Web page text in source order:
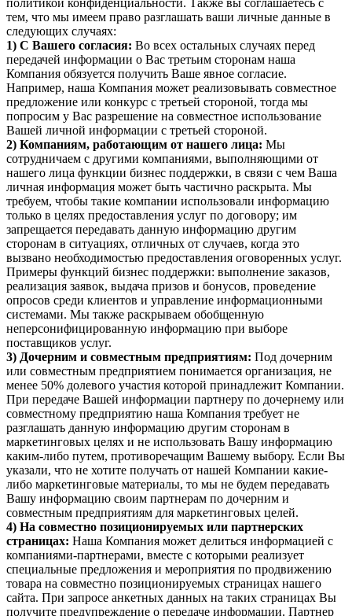
политикой конфиденциальности. Также вы соглашаетесь с
тем, что мы имеем право разглашать ваши личные данные в
следующих случаях:
1) С Вашего согласия: Во всех остальных случаях перед
передачей информации о Вас третьим сторонам наша
Компания обязуется получить Ваше явное согласие.
Например, наша Компания может реализовывать совместное
предложение или конкурс с третьей стороной, тогда мы
попросим у Вас разрешение на совместное использование
Вашей личной информации с третьей стороной.
2) Компаниям, работающим от нашего лица: Мы
сотрудничаем с другими компаниями, выполняющими от
нашего лица функции бизнес поддержки, в связи с чем Ваша
личная информация может быть частично раскрыта. Мы
требуем, чтобы такие компании использовали информацию
только в целях предоставления услуг по договору; им
запрещается передавать данную информацию другим
сторонам в ситуациях, отличных от случаев, когда это
вызвано необходимостью предоставления оговоренных услуг.
Примеры функций бизнес поддержки: выполнение заказов,
реализация заявок, выдача призов и бонусов, проведение
опросов среди клиентов и управление информационными
системами. Мы также раскрываем обобщенную
неперсонифицированную информацию при выборе
поставщиков услуг.
3) Дочерним и совместным предприятиям: Под дочерним
или совместным предприятием понимается организация, не
менее 50% долевого участия которой принадлежит Компании.
При передаче Вашей информации партнеру по дочернему или
совместному предприятию наша Компания требует не
разглашать данную информацию другим сторонам в
маркетинговых целях и не использовать Вашу информацию
каким-либо путем, противоречащим Вашему выбору. Если Вы
указали, что не хотите получать от нашей Компании какие-
либо маркетинговые материалы, то мы не будем передавать
Вашу информацию своим партнерам по дочерним и
совместным предприятиям для маркетинговых целей.
4) На совместно позиционируемых или партнерских
страницах: Наша Компания может делиться информацией с
компаниями-партнерами, вместе с которыми реализует
специальные предложения и мероприятия по продвижению
товара на совместно позиционируемых страницах нашего
сайта. При запросе анкетных данных на таких страницах Вы
получите предупреждение о передаче информации. Партнер